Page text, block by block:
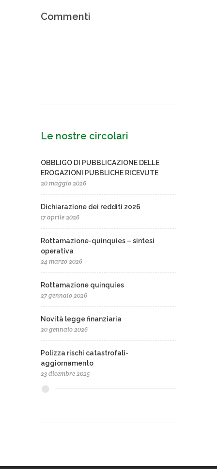
Commenti
Le nostre circolari
OBBLIGO DI PUBBLICAZIONE DELLE
EROGAZIONI PUBBLICHE RICEVUTE
20 maggio 2026
Dichiarazione dei redditi 2026
17 aprile 2026
Rottamazione-quinquies – sintesi
operativa
24 marzo 2026
Rottamazione quinquies
27 gennaio 2026
Novità legge finanziaria
20 gennaio 2026
Polizza rischi catastrofali-
aggiornamento
23 dicembre 2025